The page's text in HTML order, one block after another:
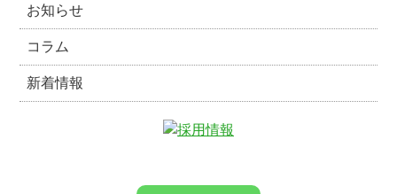
お知らせ
コラム
新着情報